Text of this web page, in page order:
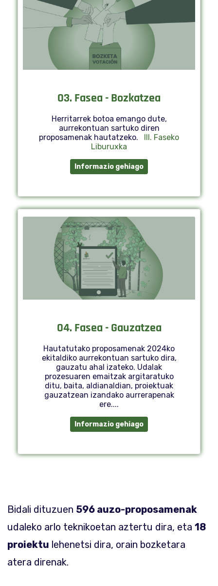
03. Fasea - Bozkatzea
Herritarrek botoa emango dute,
aurrekontuan sartuko diren
proposamenak hautatzeko.
III. Faseko
Liburuxka
Informazio gehiago
04. Fasea - Gauzatzea
Hautatutako proposamenak 2024ko
ekitaldiko aurrekontuan sartuko dira,
gauzatu ahal izateko. Udalak
prozesuaren emaitzak argitaratuko
ditu, baita, aldianaldian, proiektuak
gauzatzean izandako aurrerapenak
ere....
Informazio gehiago
Bidali dituzuen 596 auzo-proposamenak
udaleko arlo teknikoetan aztertu dira, eta 18
proiektu lehenetsi dira, orain bozketara
atera direnak.